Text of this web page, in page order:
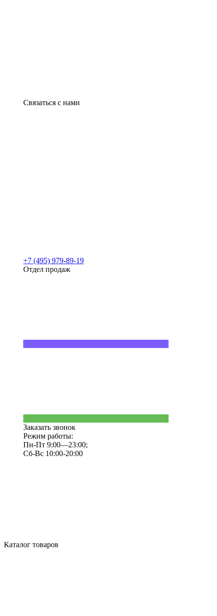
Связаться с нами
+7 (495) 979-89-19
Отдел продаж
Заказать звонок
Режим работы:
Пн-Пт 9:00—23:00;
Сб-Вс 10:00-20:00
Каталог товаров